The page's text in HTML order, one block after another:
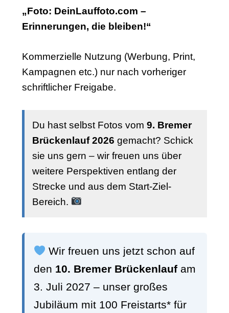
„Foto: DeinLauffoto.com –
Erinnerungen, die bleiben!“
Kommerzielle Nutzung (Werbung, Print,
Kampagnen etc.) nur nach vorheriger
schriftlicher Freigabe.
Du hast selbst Fotos vom 9. Bremer
Brückenlauf 2026 gemacht? Schick
sie uns gern – wir freuen uns über
weitere Perspektiven entlang der
Strecke und aus dem Start-Ziel-
Bereich.
Wir freuen uns jetzt schon auf
den 10. Bremer Brückenlaufam
3. Juli 2027 – unser großes
Jubiläum mit 100 Freistarts* für